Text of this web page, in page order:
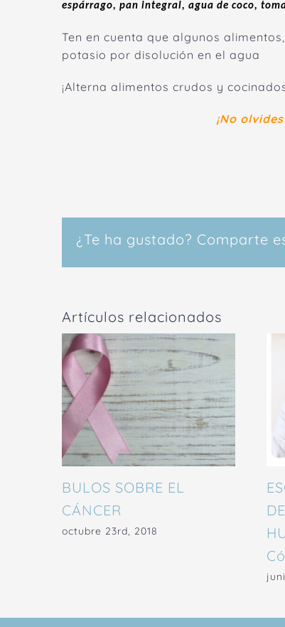
espárrago, pan integral, agua de coco,
Ten en cuenta que algunos
potasio por disolución en el agua
¡Alterna alimentos crudos y
¡No
¿Te ha gustado? Comparte
Artículos relacionados
BULOS SOBRE EL
CÁNCER
octubre 23rd, 2018